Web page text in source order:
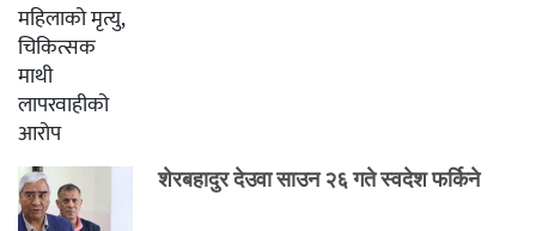
शेरबहादुर देउवा साउन २६ गते स्वदेश फर्किने